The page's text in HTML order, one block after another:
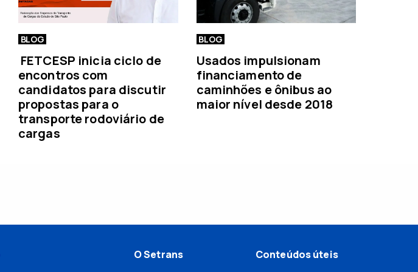
BLOG
FETCESP inicia ciclo de
encontros com
candidatos para discutir
propostas para o
transporte rodoviário de
cargas
BLOG
Usados impulsionam
financiamento de
caminhões e ônibus ao
maior nível desde 2018
O Setrans Conteúdos úteis